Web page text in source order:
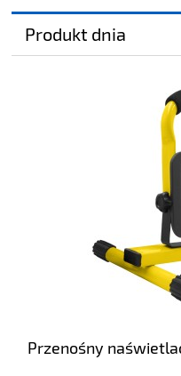
Produkt dnia
Przenośny